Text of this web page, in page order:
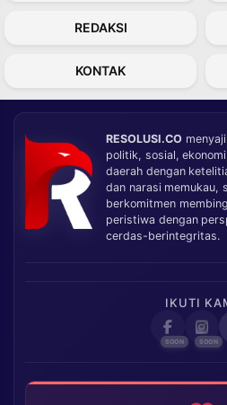
REDAKSI
KONTAK
RESOLUSI.CO
politik, sosial,
daerah dengan
dan narasi memukau,
berkomitmen
peristiwa dengan
cerdas-berintegritas.
IKUTI